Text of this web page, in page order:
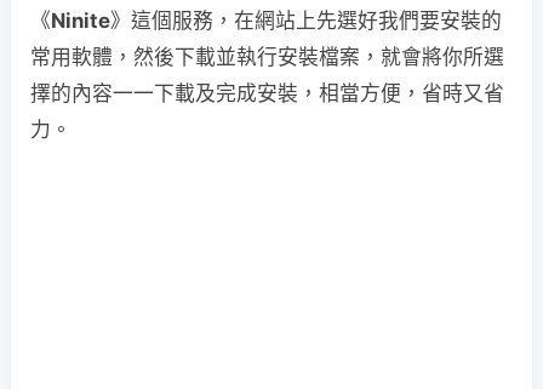
《Ninite》這個服務，在網站上先選好我們要安裝的
常用軟體，然後下載並執行安裝檔案，就會將你所選
擇的內容一一下載及完成安裝，相當方便，省時又省
力。